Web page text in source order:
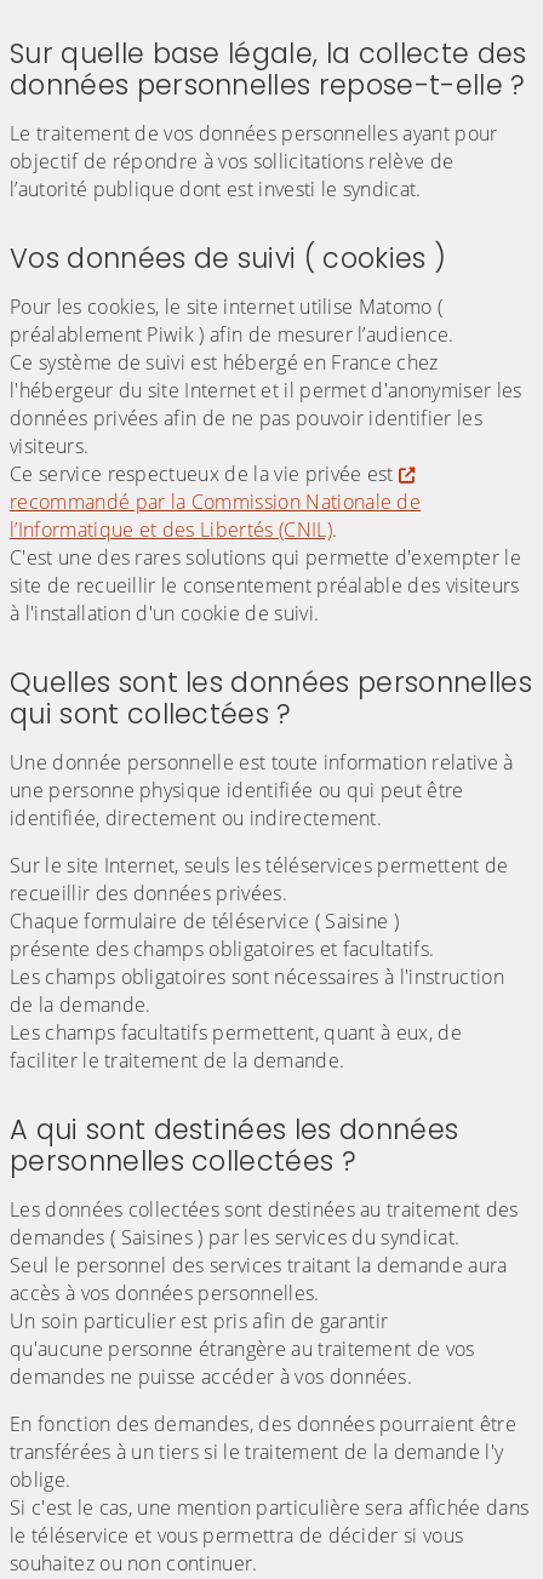
Sur quelle base légale, la collecte des
données personnelles repose-t-elle ?
Le traitement de vos données personnelles ayant pour
objectif de répondre à vos sollicitations relève de
l’autorité publique dont est investi le syndicat.
Vos données de suivi ( cookies )
Pour les cookies, le site internet utilise Matomo (
préalablement Piwik ) afin de mesurer l’audience.
Ce système de suivi est hébergé en France chez
l'hébergeur du site Internet et il permet d'anonymiser les
données privées afin de ne pas pouvoir identifier les
visiteurs.
Ce service respectueux de la vie privée est
recommandé par la Commission Nationale de
l’Informatique et des Libertés (CNIL).
C'est une des rares solutions qui permette d'exempter le
site de recueillir le consentement préalable des visiteurs
à l'installation d'un cookie de suivi.
Quelles sont les données personnelles
qui sont collectées ?
Une donnée personnelle est toute information relative à
une personne physique identifiée ou qui peut être
identifiée, directement ou indirectement.
Sur le site Internet, seuls les téléservices permettent de
recueillir des données privées.
Chaque formulaire de téléservice ( Saisine )
présente des champs obligatoires et facultatifs.
Les champs obligatoires sont nécessaires à l'instruction
de la demande.
Les champs facultatifs permettent, quant à eux, de
faciliter le traitement de la demande.
A qui sont destinées les données
personnelles collectées ?
Les données collectées sont destinées au traitement des
demandes ( Saisines ) par les services du syndicat.
Seul le personnel des services traitant la demande aura
accès à vos données personnelles.
Un soin particulier est pris afin de garantir
qu'aucune personne étrangère au traitement de vos
demandes ne puisse accéder à vos données.
En fonction des demandes, des données pourraient être
transférées à un tiers si le traitement de la demande l'y
oblige.
Si c'est le cas, une mention particulière sera affichée dans
le téléservice et vous permettra de décider si vous
souhaitez ou non continuer.